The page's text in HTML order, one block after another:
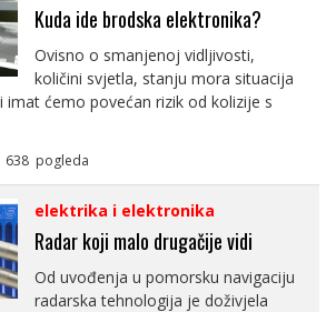
Kuda ide brodska elektronika?
Ovisno o smanjenoj vidljivosti,
količini svjetla, stanju mora situacija
imat ćemo povećan rizik od kolizije s
pogleda
elektrika i elektronika
Radar koji malo drugačije vidi
Od uvođenja u pomorsku navigaciju
radarska tehnologija je doživjela